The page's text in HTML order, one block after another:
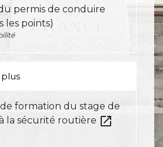
permis de conduire
les points)
formation du stage de
la sécurité routière open_in_new